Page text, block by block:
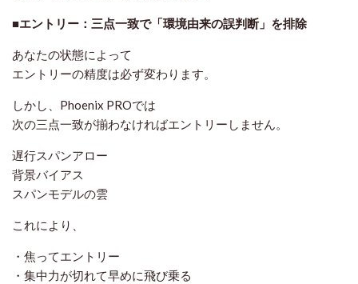
■エントリー：三点一致で「環境由来の誤判断」を排除
あなたの状態によって
エントリーの精度は必ず変わります。
しかし、Phoenix PROでは
次の三点一致が揃わなければエントリーしません。
遅行スパンアロー
背景バイアス
スパンモデルの雲
これにより、
・焦ってエントリー
・集中力が切れて早めに飛び乗る